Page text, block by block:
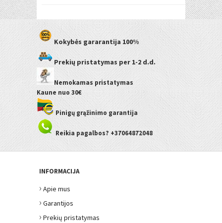
Kokybės gararantija 100%
Prekių pristatymas per 1-2 d.d.
Nemokamas pristatymas
Kaune nuo 30€
Pinigų grąžinimo garantija
Reikia pagalbos? +37064872048
INFORMACIJA
› Apie mus
› Garantijos
› Prekių pristatymas